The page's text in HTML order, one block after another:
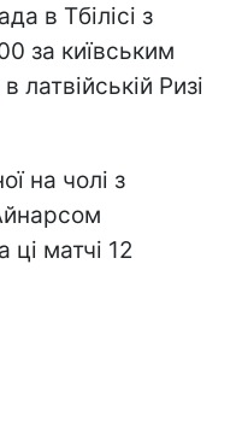
в Тбілісі з
за київським
латвійській Ризі
на чолі з
ці матчі 12